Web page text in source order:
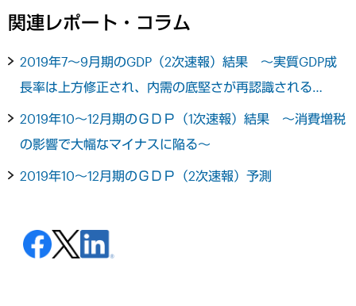
関連レポート・コラム
2019年7～9月期のGDP（2次速報）結果 ～実質GDP成
長率は上方修正され、内需の底堅さが再認識される…
2019年10～12月期のＧＤＰ（1次速報）結果 ～消費増税
の影響で大幅なマイナスに陥る～
2019年10～12月期のＧＤＰ（2次速報）予測